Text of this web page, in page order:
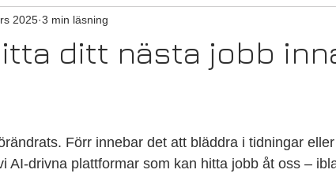
med Vega AI-Torsdag
ditt nästa jobb
2025 3 min läsning
Förr innebar det att bläddra i tidningar
AI-drivna plattformar som kan hitta jobb åt oss –